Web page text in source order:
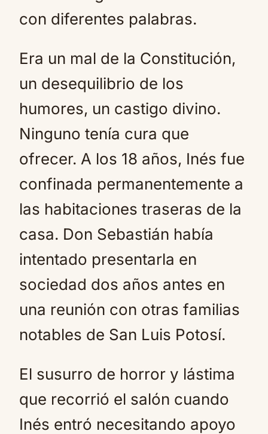
con diferentes palabras.
Era un mal de la Constitución,
un desequilibrio de los
humores, un castigo divino.
Ninguno tenía cura que
ofrecer. A los 18 años, Inés fue
confinada permanentemente a
las habitaciones traseras de la
casa. Don Sebastián había
intentado presentarla en
sociedad dos años antes en
una reunión con otras familias
notables de San Luis Potosí.
El susurro de horror y lástima
que recorrió el salón cuando
Inés entró necesitando apoyo